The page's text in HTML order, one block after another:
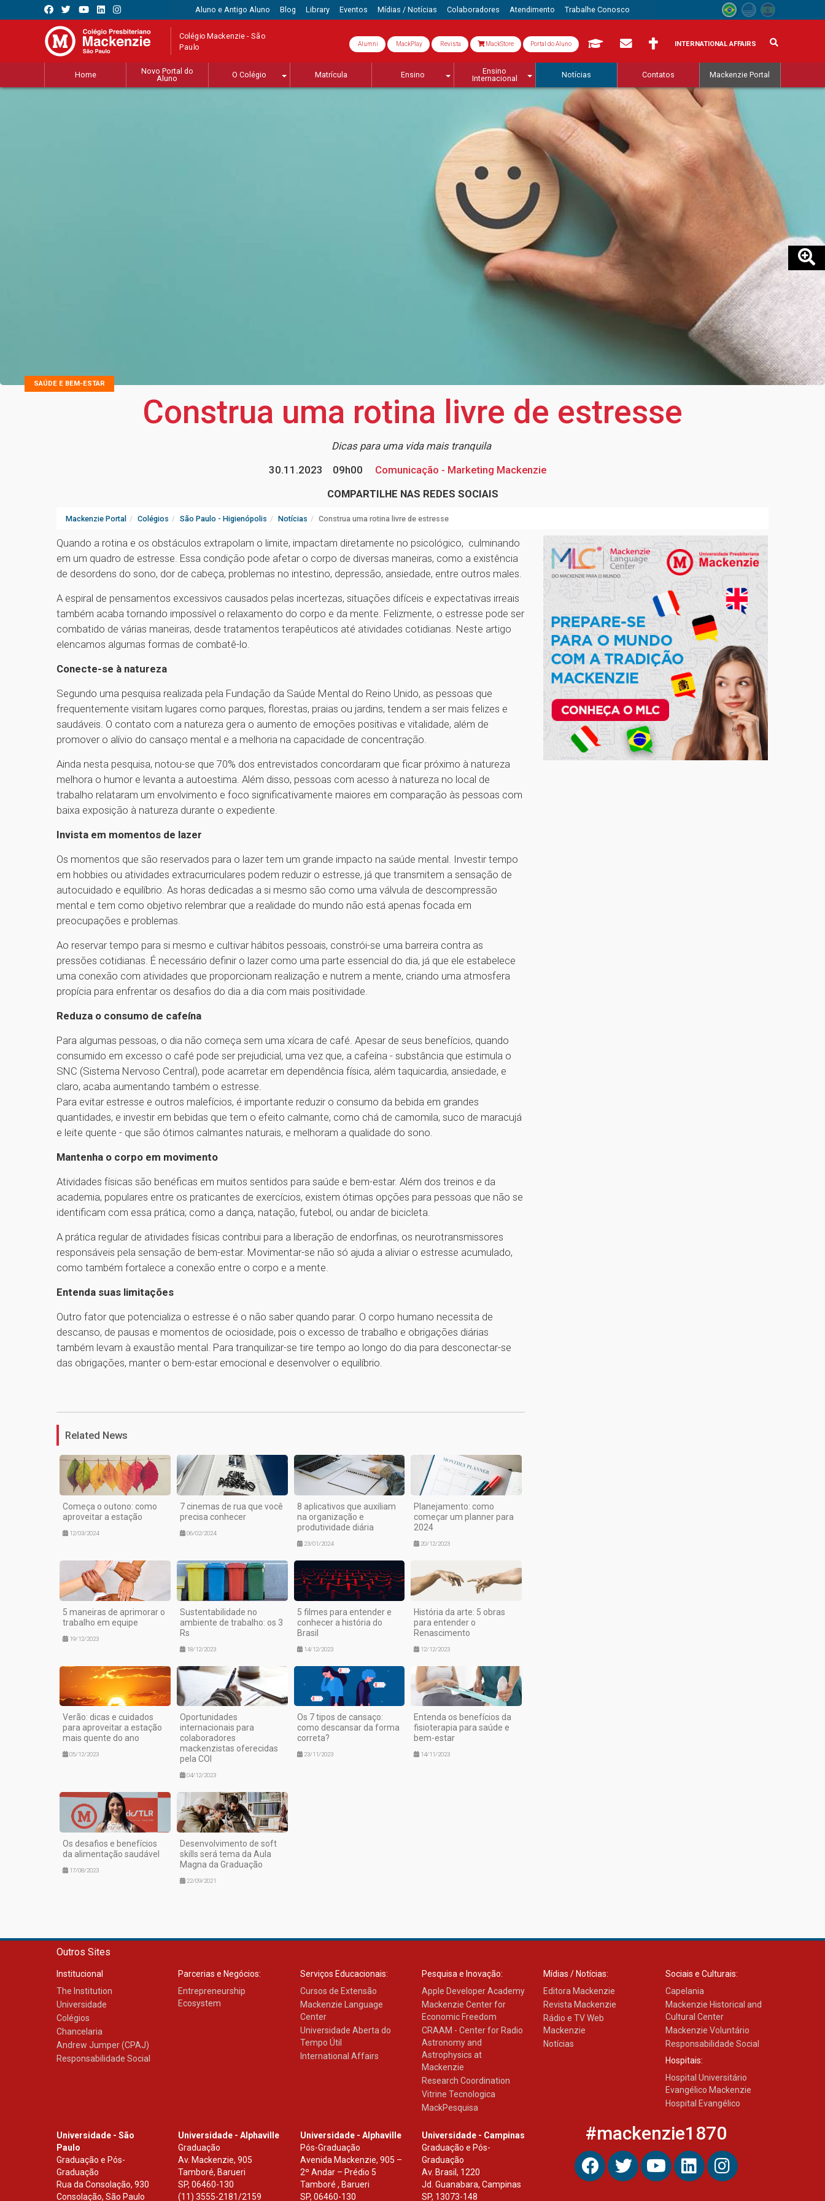
Aluno e Antigo Aluno Blog Library Eventos Mídias / Notícias Colaboradores Atendimento Trabalhe Conosco
Colégio Mackenzie - São
Paulo Alumni MackPlay Revista MackStore Portal do Aluno INTERNATIONAL AFFAIRS
Home
Novo Portal do
Aluno
O Colégio Matrícula Ensino
Ensino
Internacional
Notícias Contatos Mackenzie Portal
SAÚDE E BEM-ESTAR
Construa uma rotina livre de estresse
Dicas para uma vida mais tranquila
30.11.2023
09h00
Comunicação - Marketing Mackenzie
COMPARTILHE NAS REDES SOCIAIS
Mackenzie Portal Colégios São Paulo - Higienópolis Notícias Construa uma rotina livre de estresse
Quando a rotina e os obstáculos extrapolam o limite, impactam diretamente no psicológico, culminando
em um quadro de estresse. Essa condição pode afetar o corpo de diversas maneiras, como a existência
de desordens do sono, dor de cabeça, problemas no intestino, depressão, ansiedade, entre outros males.
A espiral de pensamentos excessivos causados pelas incertezas, situações difíceis e expectativas irreais
também acaba tornando impossível o relaxamento do corpo e da mente. Felizmente, o estresse pode ser
combatido de várias maneiras, desde tratamentos terapêuticos até atividades cotidianas. Neste artigo
elencamos algumas formas de combatê-lo.
Conecte-se à natureza
Segundo uma pesquisa realizada pela Fundação da Saúde Mental do Reino Unido, as pessoas que
frequentemente visitam lugares como parques, florestas, praias ou jardins, tendem a ser mais felizes e
saudáveis. O contato com a natureza gera o aumento de emoções positivas e vitalidade, além de
promover o alívio do cansaço mental e a melhoria na capacidade de concentração.
Ainda nesta pesquisa, notou-se que 70% dos entrevistados concordaram que ficar próximo à natureza
melhora o humor e levanta a autoestima. Além disso, pessoas com acesso à natureza no local de
trabalho relataram um envolvimento e foco significativamente maiores em comparação às pessoas com
baixa exposição à natureza durante o expediente.
Invista em momentos de lazer
Os momentos que são reservados para o lazer tem um grande impacto na saúde mental. Investir tempo
em hobbies ou atividades extracurriculares podem reduzir o estresse, já que transmitem a sensação de
autocuidado e equilíbrio. As horas dedicadas a si mesmo são como uma válvula de descompressão
mental e tem como objetivo relembrar que a realidade do mundo não está apenas focada em
preocupações e problemas.
Ao reservar tempo para si mesmo e cultivar hábitos pessoais, constrói-se uma barreira contra as
pressões cotidianas. É necessário definir o lazer como uma parte essencial do dia, já que ele estabelece
uma conexão com atividades que proporcionam realização e nutrem a mente, criando uma atmosfera
propícia para enfrentar os desafios do dia a dia com mais positividade.
Reduza o consumo de cafeína
Para algumas pessoas, o dia não começa sem uma xícara de café. Apesar de seus benefícios, quando
consumido em excesso o café pode ser prejudicial, uma vez que, a cafeína - substância que estimula o
SNC (Sistema Nervoso Central), pode acarretar em dependência física, além taquicardia, ansiedade, e
claro, acaba aumentando também o estresse.
Para evitar estresse e outros malefícios, é importante reduzir o consumo da bebida em grandes
quantidades, e investir em bebidas que tem o efeito calmante, como chá de camomila, suco de maracujá
e leite quente - que são ótimos calmantes naturais, e melhoram a qualidade do sono.
Mantenha o corpo em movimento
Atividades físicas são benéficas em muitos sentidos para saúde e bem-estar. Além dos treinos e da
academia, populares entre os praticantes de exercícios, existem ótimas opções para pessoas que não se
identificam com essa prática; como a dança, natação, futebol, ou andar de bicicleta.
A prática regular de atividades físicas contribui para a liberação de endorfinas, os neurotransmissores
responsáveis pela sensação de bem-estar. Movimentar-se não só ajuda a aliviar o estresse acumulado,
como também fortalece a conexão entre o corpo e a mente.
Entenda suas limitações
Outro fator que potencializa o estresse é o não saber quando parar. O corpo humano necessita de
descanso, de pausas e momentos de ociosidade, pois o excesso de trabalho e obrigações diárias
também levam à exaustão mental. Para tranquilizar-se tire tempo ao longo do dia para desconectar-se
das obrigações, manter o bem-estar emocional e desenvolver o equilíbrio.
Related News
Começa o outono: como
aproveitar a estação
12/03/2024
7 cinemas de rua que você
precisa conhecer
06/02/2024
8 aplicativos que auxiliam
na organização e
produtividade diária
23/01/2024
Planejamento: como
começar um planner para
2024
20/12/2023
5 maneiras de aprimorar o
trabalho em equipe
19/12/2023
Sustentabilidade no
ambiente de trabalho: os 3
Rs
18/12/2023
5 filmes para entender e
conhecer a história do
Brasil
14/12/2023
História da arte: 5 obras
para entender o
Renascimento
12/12/2023
Verão: dicas e cuidados
para aproveitar a estação
mais quente do ano
05/12/2023
Oportunidades
internacionais para
colaboradores
mackenzistas oferecidas
pela COI
04/12/2023
Os 7 tipos de cansaço:
como descansar da forma
correta?
23/11/2023
Entenda os benefícios da
fisioterapia para saúde e
bem-estar
14/11/2023
Os desafios e benefícios
da alimentação saudável
17/08/2023
Desenvolvimento de soft
skills será tema da Aula
Magna da Graduação
22/09/2021
Outros Sites
Institucional
The Institution
Universidade
Colégios
Chancelaria
Andrew Jumper (CPAJ)
Responsabilidade Social
Parcerias e Negócios:
Entrepreneurship
Ecosystem
Serviços Educacionais:
Cursos de Extensão
Mackenzie Language
Center
Universidade Aberta do
Tempo Útil
International Affairs
Pesquisa e Inovação:
Apple Developer Academy
Mackenzie Center for
Economic Freedom
CRAAM - Center for Radio
Astronomy and
Astrophysics at
Mackenzie
Research Coordination
Vitrine Tecnologica
MackPesquisa
Mídias / Notícias:
Editora Mackenzie
Revista Mackenzie
Rádio e TV Web
Mackenzie
Notícias
Sociais e Culturais:
Capelania
Mackenzie Historical and
Cultural Center
Mackenzie Voluntário
Responsabilidade Social
Hospitais:
Hospital Universitário
Evangélico Mackenzie
Hospital Evangélico
Universidade - São
Paulo
Graduação e Pós-
Graduação
Rua da Consolação, 930
Consolação, São Paulo
Universidade - Alphaville
Graduação
Av. Mackenzie, 905
Tamboré, Barueri
SP,06460-130
(11) 3555-2181/2159
Universidade - Alphaville
Pós-Graduação
Avenida Mackenzie, 905 –
2º Andar – Prédio 5
Tamboré , Barueri
SP, 06460-130
Universidade - Campinas
Graduação e Pós-
Graduação
Av. Brasil, 1220
Jd. Guanabara, Campinas
SP, 13073-148
#mackenzie1870